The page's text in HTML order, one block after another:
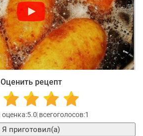
Оценить рецепт
5.0 1
Я приготовил(а)